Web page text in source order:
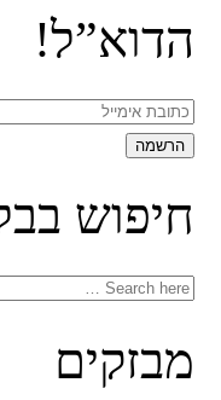
הדוא”ל!
חיפוש
Search
מבזקים